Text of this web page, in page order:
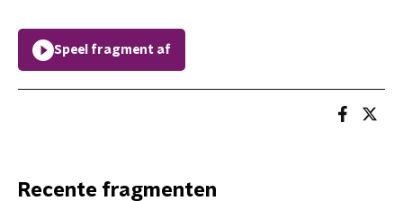
Speel fragment af
Recente fragmenten